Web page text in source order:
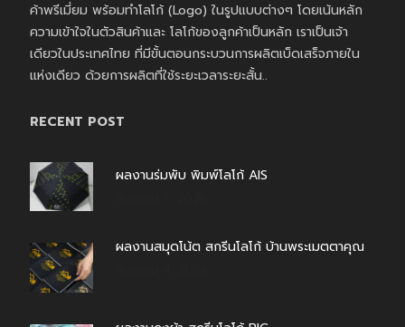
ค้าพรีเมี่ยม พร้อมทำโลโก้ (Logo) ในรูปแบบต่างๆ โดยเน้นหลัก
ความเข้าใจในตัวสินค้าและ โลโก้ของลูกค้าเป็นหลัก เราเป็นเจ้า
เดียวในประเทศไทย ที่มีขั้นตอนกระบวนการผลิตเบ็ดเสร็จภายใน
แห่งเดียว ด้วยการผลิตที่ใช้ระยะเวลาระยะสั้น..
RECENT POST
ผลงานร่มพับ พิมพ์โลโก้ AIS
ผลงานสมุดโน้ต สกรีนโลโก้ บ้านพระเมตตาคุณ